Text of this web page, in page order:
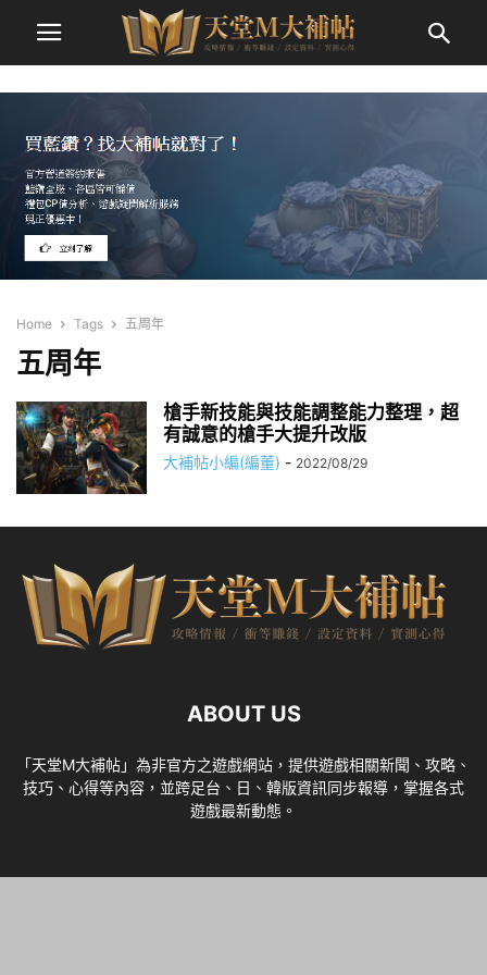
Home Tags 五周年
五周年
槍手新技能與技能調整能力整理，超
有誠意的槍手大提升改版
大補帖小編(編董) - 2022/08/29
ABOUT US
「天堂M大補帖」為非官方之遊戲網站，提供遊戲相關新聞、攻略、
技巧、心得等內容，並跨足台、日、韓版資訊同步報導，掌握各式
遊戲最新動態。